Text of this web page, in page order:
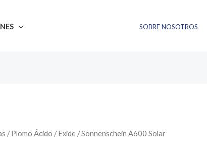
SOBRE NOSOTROS
/Plomo Ácido /Exide/ Sonnenschein A600 Solar